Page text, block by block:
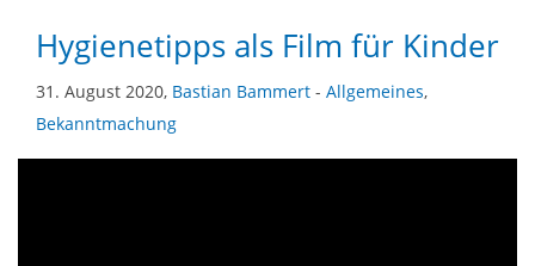
Hygienetipps als Film für Kinder
31. August 2020, Bastian Bammert - Allgemeines,
Bekanntmachung